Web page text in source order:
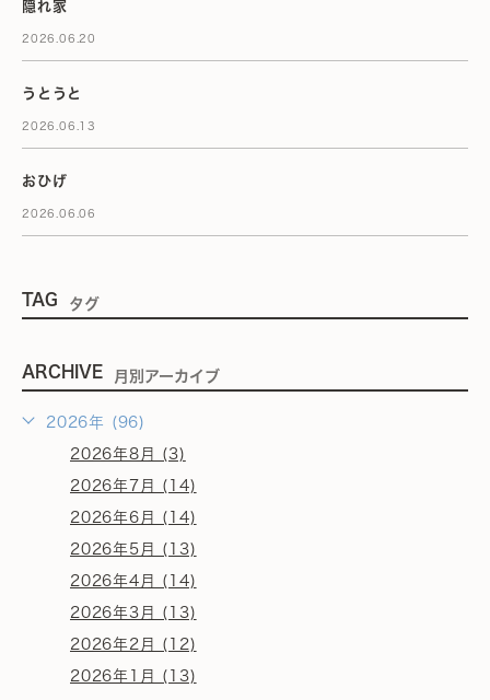
隠れ家
2026.06.20
うとうと
2026.06.13
おひげ
2026.06.06
TAG タグ
ARCHIVE 月別アーカイブ
2026年 (96)
2026年8月 (3)
2026年7月 (14)
2026年6月 (14)
2026年5月 (13)
2026年4月 (14)
2026年3月 (13)
2026年2月 (12)
2026年1月 (13)